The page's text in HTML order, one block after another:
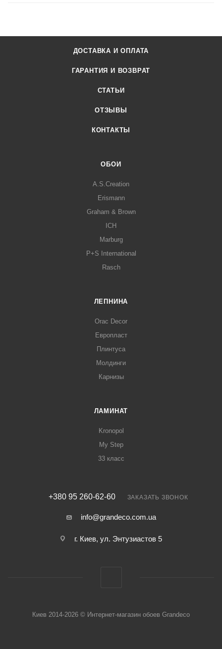
ДОСТАВКА И ОПЛАТА
ГАРАНТИЯ И ВОЗВРАТ
СТАТЬИ
ОТЗЫВЫ
КОНТАКТЫ
ОБОИ
A.S.Creation
Erismann
Graham & Brown
ICH
Marburg
P+S International
Rasch
ЛЕПНИНА
Orac Decor
Европласт
Плинтуса
Молдинги
Карнизы
ЛАМИНАТ
Kronopol
My Step
33 класс
+380 95 260-62-60 ЗАКАЗАТЬ ЗВОНОК
info@grandeco.com.ua
г. Киев, ул. Энтузиастов 5
Киев 2014-2026 © Интернет-магазин обоев Grandeco